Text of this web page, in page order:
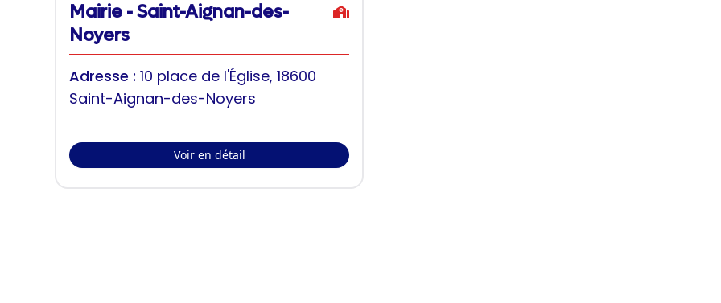
Mairie - Saint-Aignan-des-
Noyers
Adresse : 10 place de l'Église, 18600
Saint-Aignan-des-Noyers
Voir en détail